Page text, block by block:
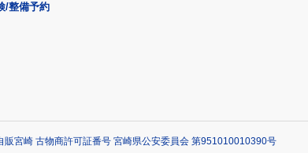
/整備予約
販宮崎 古物商許可証番号 宮崎県公安委員会 第951010010390号